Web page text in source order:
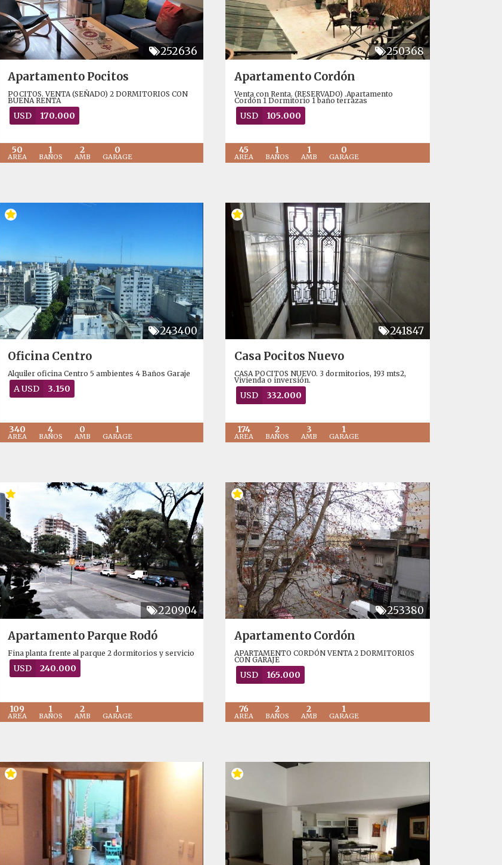
252636
Apartamento Pocitos
POCITOS. VENTA (SEÑADO) 2 DORMITORIOS CON
BUENA RENTA
USD 170.000
50
AREA
1
BAÑOS
2
AMB
0
GARAGE
250368
Apartamento Cordón
Venta con Renta. (RESERVADO) .Apartamento
Cordón 1 Dormitorio 1 baño terrazas
USD 105.000
45
AREA
1
BAÑOS
1
AMB
0
GARAGE
243400
Oficina Centro
Alquiler oficina Centro 5 ambientes 4 Baños Garaje
A USD 3.150
340
AREA
4
BAÑOS
0
AMB
1
GARAGE
241847
Casa Pocitos Nuevo
CASA POCITOS NUEVO. 3 dormitorios, 193 mts2,
Vivienda o inversión.
USD 332.000
174
AREA
2
BAÑOS
3
AMB
1
GARAGE
220904
Apartamento Parque Rodó
Fina planta frente al parque 2 dormitorios y servicio
USD 240.000
109
AREA
1
BAÑOS
2
AMB
1
GARAGE
253380
Apartamento Cordón
APARTAMENTO CORDÓN VENTA 2 DORMITORIOS
CON GARAJE
USD 165.000
76
AREA
2
BAÑOS
2
AMB
1
GARAGE